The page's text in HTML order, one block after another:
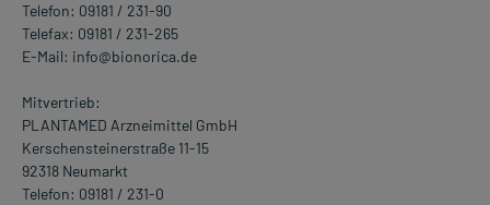
Telefon: 09181 / 231-90
Telefax: 09181 / 231-265
E-Mail: info@bionorica.de
Mitvertrieb:
PLANTAMED Arzneimittel GmbH
Kerschensteinerstraße 11-15
92318 Neumarkt
Telefon: 09181 / 231-0